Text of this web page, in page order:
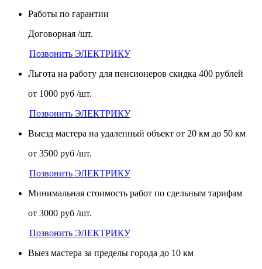
Работы по гарантии
Договорная /шт.
Позвонить ЭЛЕКТРИКУ
Льгота на работу для пенсионеров скидка 400 рублей
от 1000 руб /шт.
Позвонить ЭЛЕКТРИКУ
Выезд мастера на удаленный объект от 20 км до 50 км
от 3500 руб /шт.
Позвонить ЭЛЕКТРИКУ
Минимальная стоимость работ по сдельным тарифам
от 3000 руб /шт.
Позвонить ЭЛЕКТРИКУ
Выез мастера за пределы города до 10 км